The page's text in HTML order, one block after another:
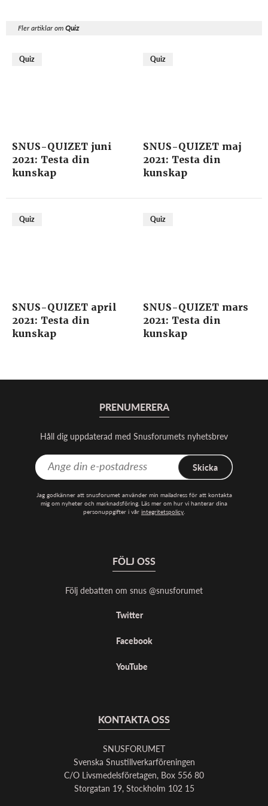
Fler artiklar omQuiz
Quiz
SNUS-QUIZET juni
2021: Testa din
kunskap
Quiz
SNUS-QUIZET maj
2021: Testa din
kunskap
Quiz
SNUS-QUIZET april
2021: Testa din
kunskap
Quiz
SNUS-QUIZET mars
2021: Testa din
kunskap
PRENUMERERA
Håll dig uppdaterad med Snusforumets nyhetsbrev
Skicka
Jag godkänner att snusforumet använder min mailadress för att kontakta
mig om nyheter och marknadsföring. Läs mer om hur vi hanterar dina
personuppgifter i vår integritetspolicy.
FÖLJ OSS
Följ debatten om snus @snusforumet
Twitter
Facebook
YouTube
KONTAKTA OSS
SNUSFORUMET
Svenska Snustillverkarföreningen
C/O Livsmedelsföretagen, Box 556 80
Storgatan 19, Stockholm 102 15